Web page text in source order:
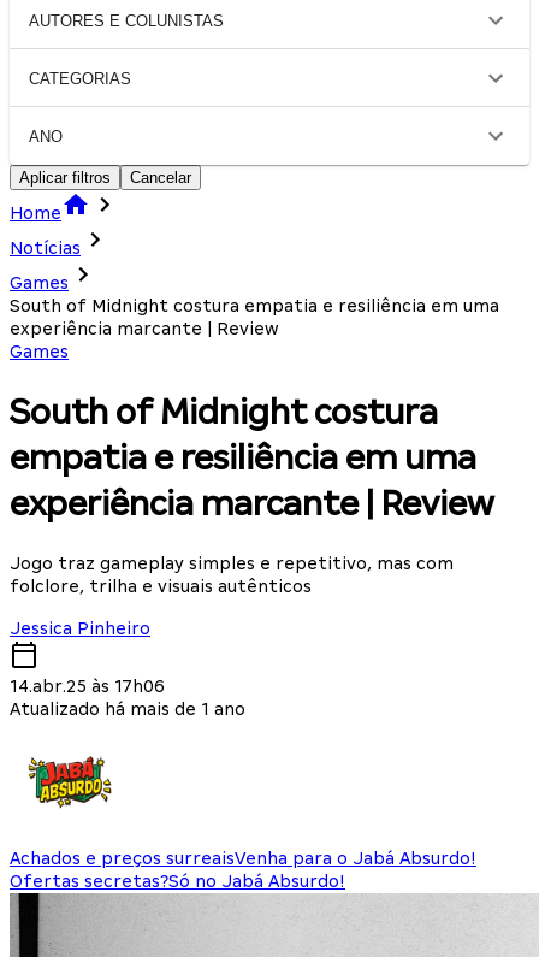
AUTORES E COLUNISTAS
CATEGORIAS
ANO
Aplicar filtros Cancelar
Home
Notícias
Games
South of Midnight costura empatia e resiliência em uma
experiência marcante | Review
Games
South of Midnight costura
empatia e resiliência em uma
experiência marcante | Review
Jogo traz gameplay simples e repetitivo, mas com
folclore, trilha e visuais autênticos
Jessica Pinheiro
14.abr.25 às 17h06
Atualizado há mais de 1 ano
Achados e preços surreaisVenha para o Jabá Absurdo!
Ofertas secretas?Só no Jabá Absurdo!